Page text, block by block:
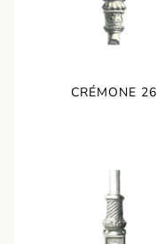
CRÉMONE 26